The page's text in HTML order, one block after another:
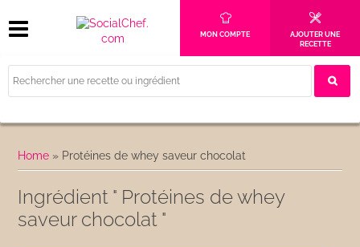
MON COMPTE
AJOUTER UNE
RECETTE
Home » Protéines de whey saveur chocolat
Ingrédient " Protéines de whey
saveur chocolat "
Energy balls protéines de whey/beurre de